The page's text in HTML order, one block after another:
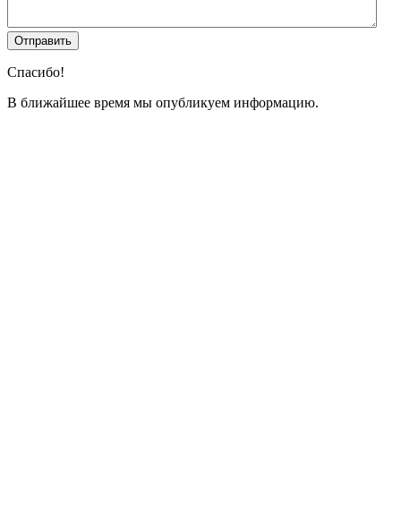
Спасибо!
В ближайшее время мы опубликуем информацию.